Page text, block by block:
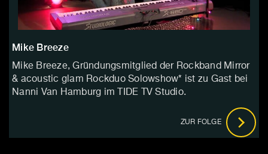
Mike Breeze
Mike Breeze, Gründungsmitglied der Rockband Mirror
& acoustic glam Rockduo Solowshow* ist zu Gast bei
Nanni Van Hamburg im TIDE TV Studio.
ZUR FOLGE